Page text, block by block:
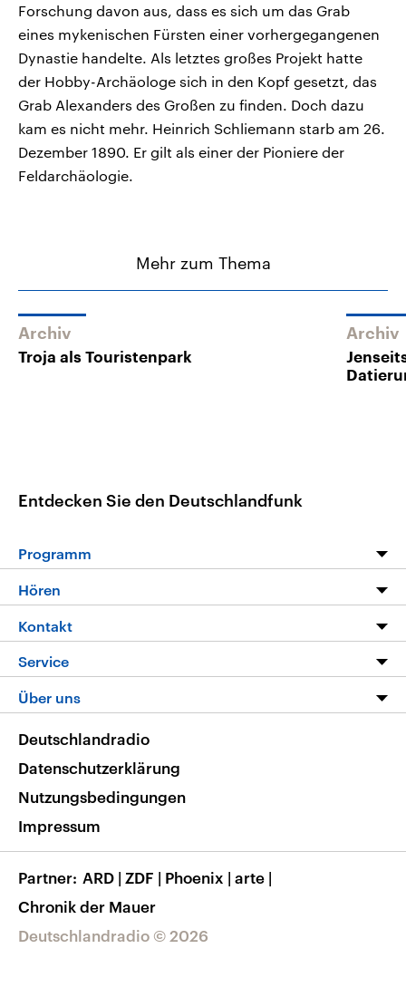
Forschung davon aus, dass es sich um das Grab
eines mykenischen Fürsten einer vorhergegangenen
Dynastie handelte. Als letztes großes Projekt hatte
der Hobby-Archäologe sich in den Kopf gesetzt, das
Grab Alexanders des Großen zu finden. Doch dazu
kam es nicht mehr. Heinrich Schliemann starb am 26.
Dezember 1890. Er gilt als einer der Pioniere der
Feldarchäologie.
Mehr zum Thema
Archiv
Troja als Touristenpark
Archiv
Entdecken Sie den Deutschlandfunk
Programm
Die Nachrichten
Nachrichtenleicht
Neue Beiträge auf dlf.de
Hören
Livestream
Podcasts
Deutschlandfunk App
Nachrichten App
Frequenzen
Kontakt
Hörerservice
Service
FAQ
Veranstaltungen
Musikliste
RSS
Über uns
Barrierefreiheit
Deutschlandradio © 2026
Deutschlandradio
Datenschutzerklärung
Nutzungsbedingungen
Impressum
Partner ARD | ZDF | Phoenix | arte |
Chronik der Mauer